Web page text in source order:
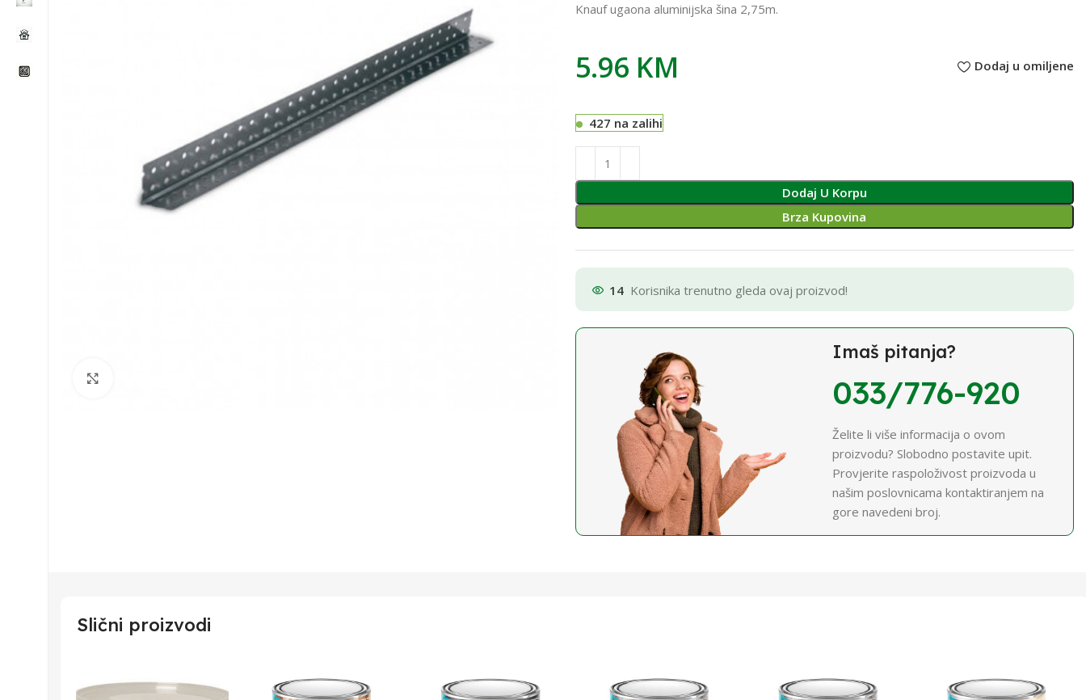
Knauf ugaona aluminijska šina 2,75m.
5.96 KM Dodaj u omiljene
427 na zalihi
Dodaj U Korpu
Brza Kupovina
14 Korisnika trenutno gleda ovaj proizvod!
Imaš pitanja?
033/776-920
Želite li više informacija o ovom
proizvodu? Slobodno postavite upit.
Provjerite raspoloživost proizvoda u
našim poslovnicama kontaktiranjem na
gore navedeni broj.
Slični proizvodi